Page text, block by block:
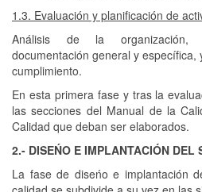
1.3. Evaluación y planificación de
Análisis de la organización,
documentación general y
cumplimiento.
En esta primera fase y tras la
las secciones del Manual de la
Calidad que deban ser elaborados.
2.- DISEŃO E IMPLANTACIÓN DEL
La fase de diseńo e implantación